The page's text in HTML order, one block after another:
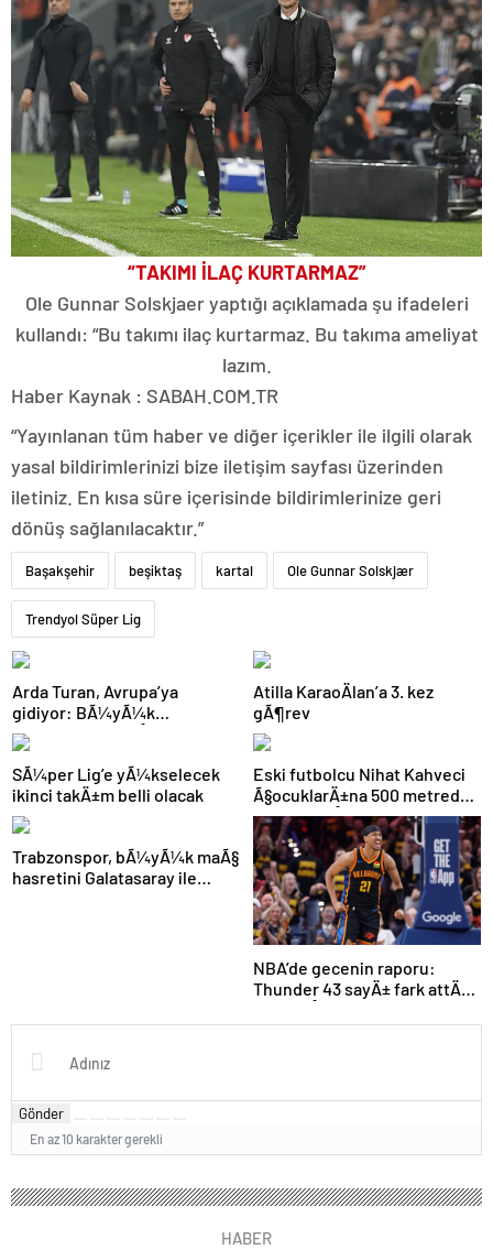
“TAKIMI İLAÇ KURTARMAZ”
Ole Gunnar Solskjaer yaptığı açıklamada şu ifadeleri
kullandı: “Bu takımı ilaç kurtarmaz. Bu takıma ameliyat
lazım.
Haber Kaynak : SABAH.COM.TR
“Yayınlanan tüm haber ve diğer içerikler ile ilgili olarak
yasal bildirimlerinizi bize iletişim sayfası üzerinden
iletiniz. En kısa süre içerisinde bildirimlerinize geri
dönüş sağlanılacaktır.”
Başakşehir beşiktaş kartal Ole Gunnar Solskjær
Trendyol Süper Lig
Arda Turan, Avrupa’ya
gidiyor: BÃ¼yÃ¼k
Ã¶lÃ§Ã¼de anlaÅmaya
varÄ±ldÄ±
Atilla KaraoÄlan’a 3. kez
gÃ¶rev
SÃ¼per Lig’e yÃ¼kselecek
ikinci takÄ±m belli olacak
Eski futbolcu Nihat Kahveci
Ã§ocuklarÄ±na 500 metreden
fazla yaklaÅamayacak
Trabzonspor, bÃ¼yÃ¼k maÃ§
hasretini Galatasaray ile
NBA’de gecenin raporu:
Thunder 43 sayÄ± fark attÄ±,
Gönder
En az 10 karakter gerekli
HABER